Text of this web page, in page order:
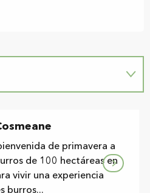
de primavera a
de 100 hectáreas en
vivir una experiencia
burros...